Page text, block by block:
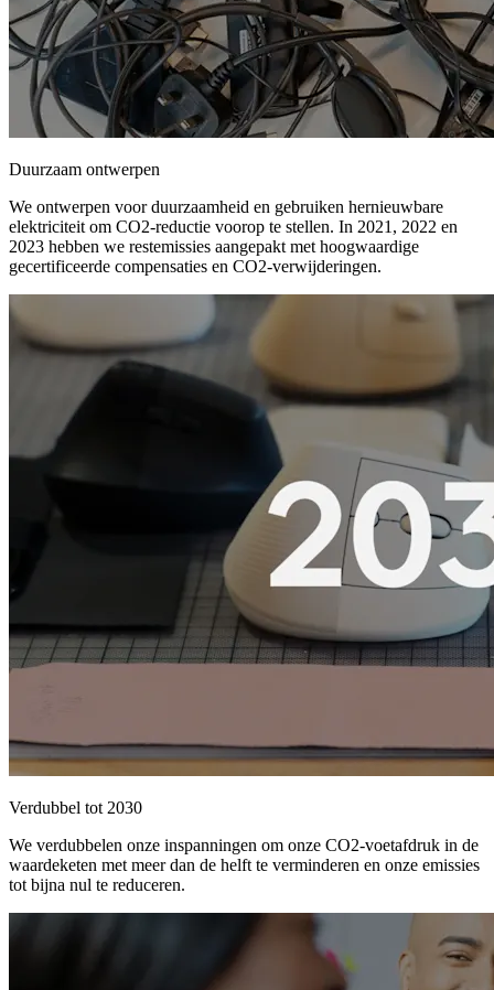
Duurzaam ontwerpen
We ontwerpen voor duurzaamheid en gebruiken hernieuwbare
elektriciteit om CO2-reductie voorop te stellen. In 2021, 2022 en
2023 hebben we restemissies aangepakt met hoogwaardige
gecertificeerde compensaties en CO2-verwijderingen.
Verdubbel tot 2030
We verdubbelen onze inspanningen om onze CO2-voetafdruk in de
waardeketen met meer dan de helft te verminderen en onze emissies
tot bijna nul te reduceren.